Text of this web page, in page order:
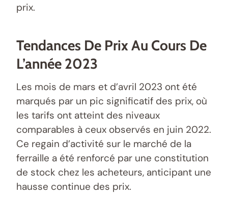
prix.
Tendances De Prix Au Cours De
L’année 2023
Les mois de mars et d’avril 2023 ont été
marqués par un pic significatif des prix, où
les tarifs ont atteint des niveaux
comparables à ceux observés en juin 2022.
Ce regain d’activité sur le marché de la
ferraille a été renforcé par une constitution
de stock chez les acheteurs, anticipant une
hausse continue des prix.